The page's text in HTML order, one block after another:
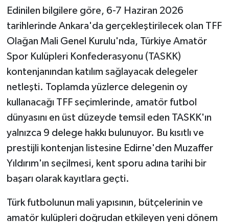
Edinilen bilgilere göre, 6-7 Haziran 2026
tarihlerinde Ankara'da gerçekleştirilecek olan TFF
Olağan Mali Genel Kurulu'nda, Türkiye Amatör
Spor Kulüpleri Konfederasyonu (TASKK)
kontenjanından katılım sağlayacak delegeler
netleşti. Toplamda yüzlerce delegenin oy
kullanacağı TFF seçimlerinde, amatör futbol
dünyasını en üst düzeyde temsil eden TASKK'ın
yalnızca 9 delege hakkı bulunuyor. Bu kısıtlı ve
prestijli kontenjan listesine Edirne'den Muzaffer
Yıldırım'ın seçilmesi, kent sporu adına tarihi bir
başarı olarak kayıtlara geçti.
Türk futbolunun mali yapısının, bütçelerinin ve
amatör kulüpleri doğrudan etkileyen yeni dönem